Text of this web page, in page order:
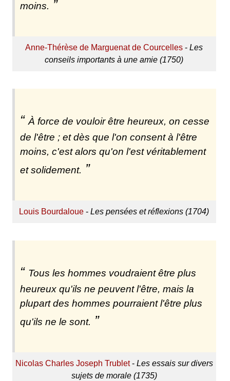
moins.
Anne-Thérèse de Marguenat de Courcelles -Les
conseils importants à une amie (1750)
À force de vouloir être heureux, on cesse
de l'être ; et dès que l'on consent à l'être
moins, c'est alors qu'on l'est véritablement
et solidement.
Louis Bourdaloue -Les pensées et réflexions (1704)
Tous les hommes voudraient être plus
heureux qu'ils ne peuvent l'être, mais la
plupart des hommes pourraient l'être plus
qu'ils ne le sont.
Nicolas Charles Joseph Trublet- Les essais sur divers
sujets de morale (1735)